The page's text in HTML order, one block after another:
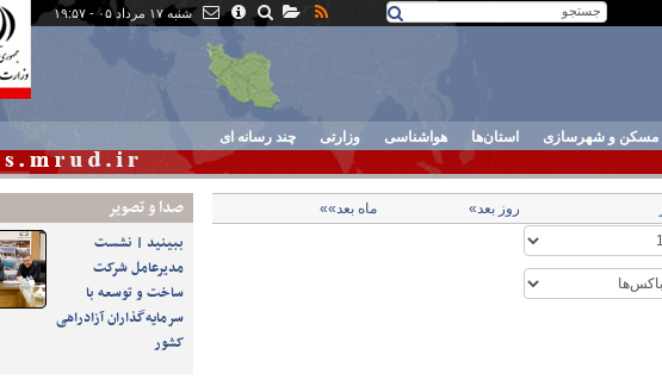
شنبه ۱۷ مرداد ۰۵ - ۱۹:۵۷
مسکن و شهرسازی استان‌ها هواشناسی وزارتی چند رسانه ای
صدا و تصوير
ببینید | نشست
مدیرعامل شرکت
ساخت و توسعه با
سرمایه‌گذاران آزادراهی
کشور
روز بعد» ماه بعد»»